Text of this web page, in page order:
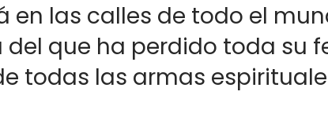
en las calles de todo el
que ha perdido toda su
todas las armas